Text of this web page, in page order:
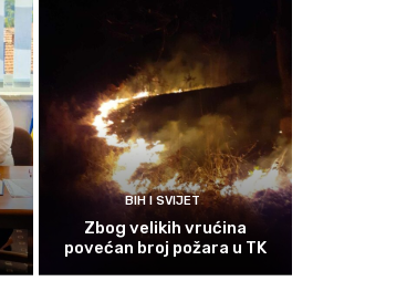
BIH I SVIJET
Zbog velikih vrućina
povećan broj požara u TK